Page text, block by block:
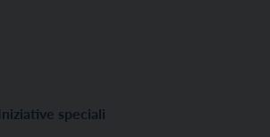
speciali